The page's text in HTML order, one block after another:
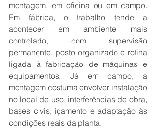
montagem, em oficina ou em campo.
Em fábrica, o trabalho tende a
acontecer em ambiente mais
controlado, com supervisão
permanente, posto organizado e rotina
ligada à fabricação de máquinas e
equipamentos. Já em campo, a
montagem costuma envolver instalação
no local de uso, interferências de obra,
bases civis, içamento e adaptação às
condições reais da planta.